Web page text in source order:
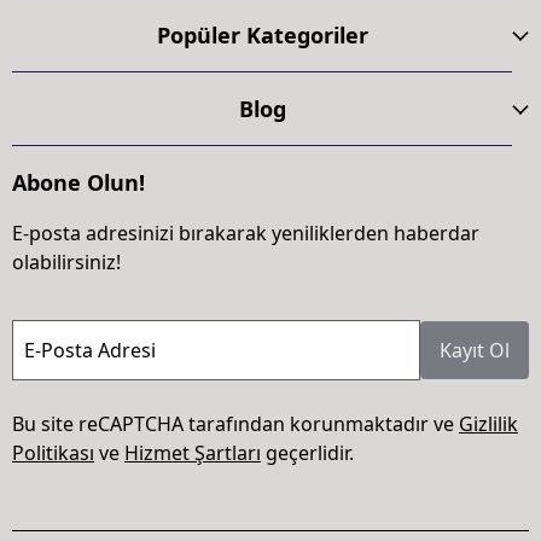
Popüler Kategoriler
Blog
Abone Olun!
E-posta adresinizi bırakarak yeniliklerden haberdar
olabilirsiniz!
E-Posta Adresi Kayıt Ol
Bu site reCAPTCHA tarafından korunmaktadır ve Gizlilik
Politikası ve Hizmet Şartları geçerlidir.